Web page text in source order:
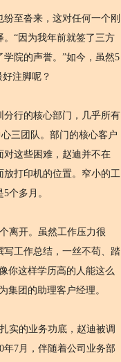
至沓来，这对任何一个刚
“因为我年前就签了三方
院的声誉。”如今，虽然5
注脚呢？
行的核心部门，几乎所有
三团队。部门的核心客户
对这些困难，赵迪并不在
打印机的位置。窄小的工
个多月。
离开。虽然工作压力很
写工作总结，一丝不苟、踏
你这样学历高的人能这么
集团的助理客户经理。
实的业务功底，赵迪被调
年7月，伴随着公司业务部